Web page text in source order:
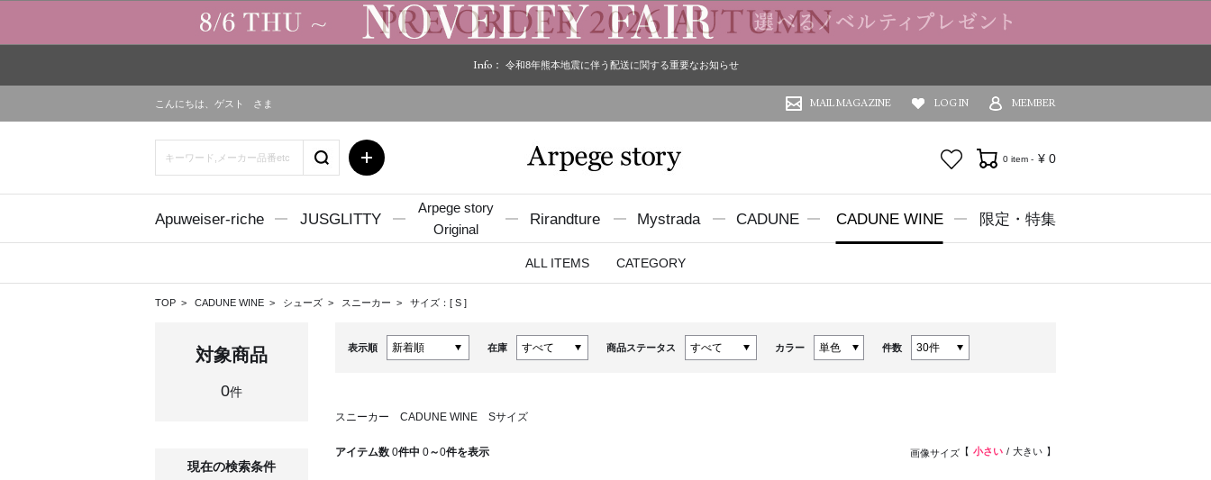
Info： 令和8年熊本地震に伴う配送に関する重要なお知らせ
こんにちは、 ゲスト さま MAIL MAGAZINE LOG IN MEMBER
お気に入り0 item - ¥ 0
Apuweiser-riche JUSGLITTY
Arpege story
Original
Rirandture Mystrada CADUNE CADUNE WINE 限定・特集
ALL ITEMS CATEGORY
TOP CADUNE WINE シューズ スニーカー サイズ：[ S ]
対象商品
0件
現在の検索条件
表示順 在庫 商品ステータス カラー 件数
スニーカー CADUNE WINE Sサイズ
アイテム数 0件中 0～0件を表示 画像サイズ 小さい 大きい